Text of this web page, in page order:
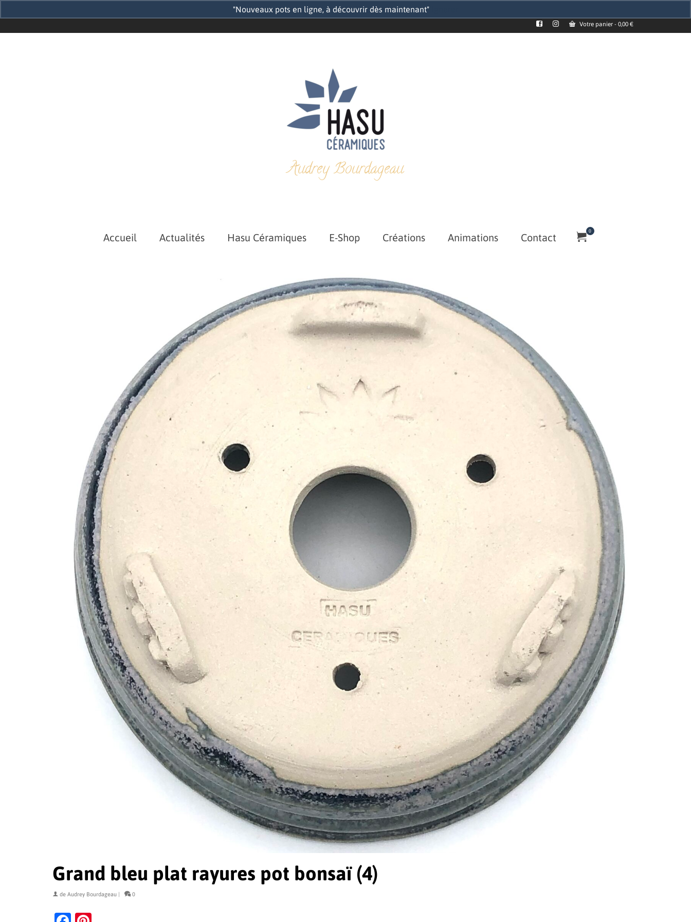
"Nouveaux pots en ligne, à découvrir dès maintenant"
Votre panier - 0,00 €
Audrey Bourdageau
Accueil Actualités Hasu Céramiques E-Shop Créations Animations Contact
0
Grand bleu plat rayures pot bonsaï (4)
de Audrey Bourdageau | 0